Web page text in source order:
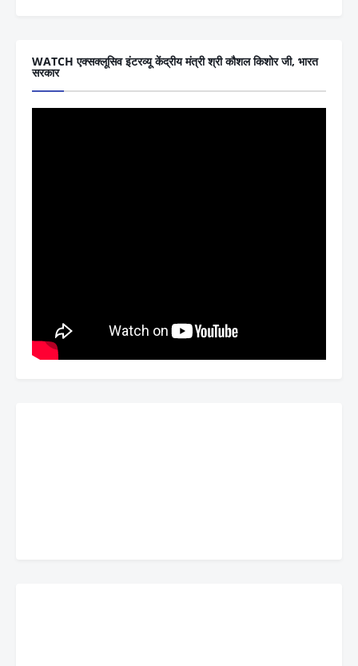
WATCH एक्सक्लूसिव इंटरव्यू केंद्रीय मंत्री श्री कौशल किशोर जी, भारत
सरकार